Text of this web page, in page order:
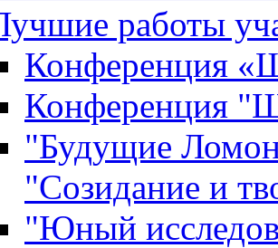
работы
Конференция
Конференция
"Будущие
"Созидание и
"Юный